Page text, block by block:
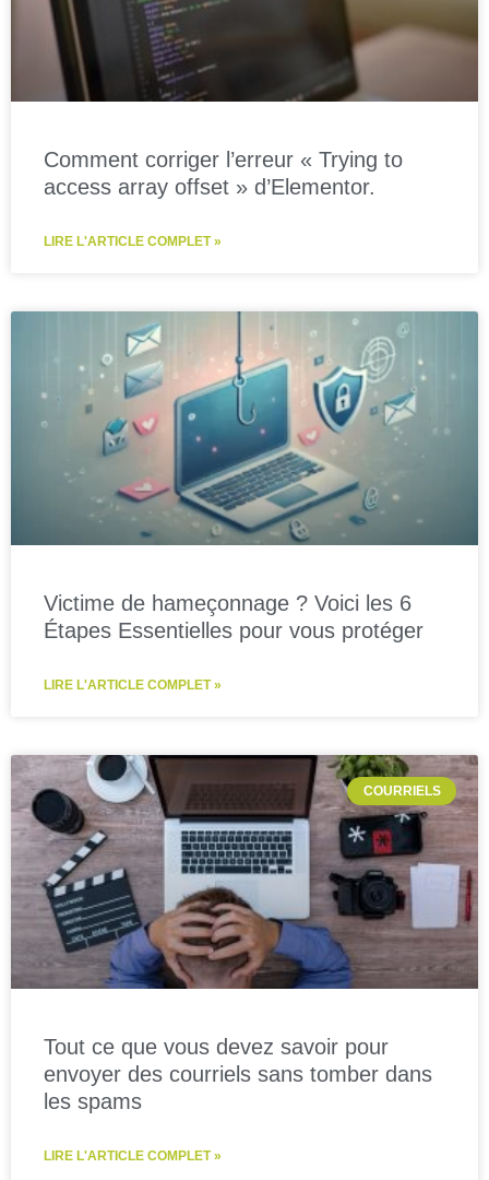
Comment corriger l’erreur « Trying to
access array offset » d’Elementor.
LIRE L'ARTICLE COMPLET »
Victime de hameçonnage ? Voici les 6
Étapes Essentielles pour vous protéger
LIRE L'ARTICLE COMPLET »
COURRIELS
Tout ce que vous devez savoir pour
envoyer des courriels sans tomber dans
les spams
LIRE L'ARTICLE COMPLET »